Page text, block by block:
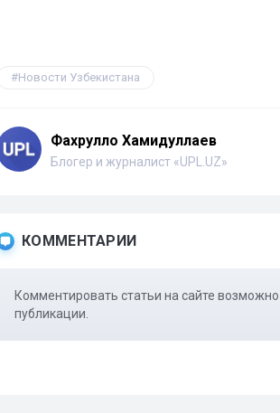
Новости Узбекистана
Фахрулло Хамидуллаев
Блогер и журналист «UPL.UZ»
КОММЕНТАРИИ
Комментировать статьи на сайте
публикации.